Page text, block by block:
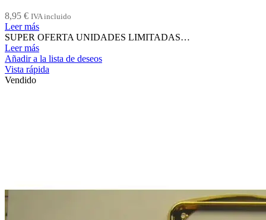
8,95 € IVA incluido
Leer más
SUPER OFERTA UNIDADES LIMITADAS…
Leer más
Añadir a la lista de deseos
Vista rápida
Vendido